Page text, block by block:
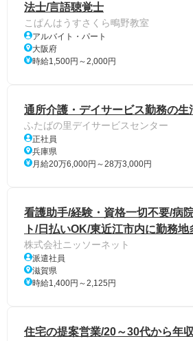
法士/言語聴覚士
こぱんはうすさくら鴫野教室
アルバイト・パート
大阪府
時給1,500円～2,000円
通所介護・デイサービス勤務の生
ふたばの里デイサービスセンター
正社員
兵庫県
月給20万6,000円～28万3,000円
看護助手/経験・資格一切不要/病
ト/日払いOK/東近江市内に勤務
株式会社ニッソーネット
派遣社員
滋賀県
時給1,400円～2,125円
住宅の提案営業/20～30代から年